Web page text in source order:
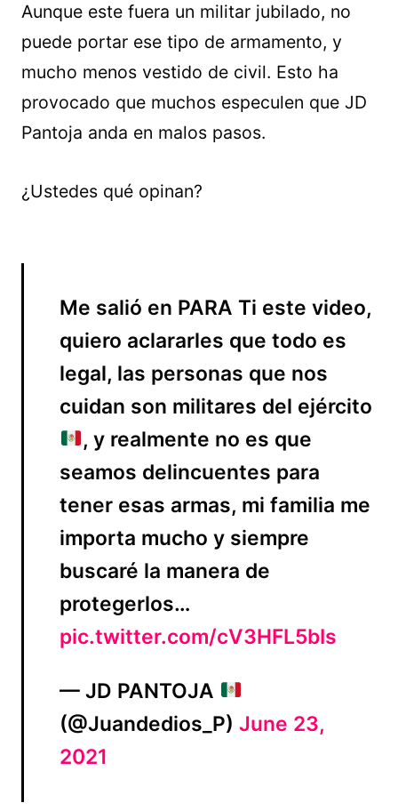
Aunque este fuera un militar jubilado, no
puede portar ese tipo de armamento, y
mucho menos vestido de civil. Esto ha
provocado que muchos especulen que JD
Pantoja anda en malos pasos.
¿Ustedes qué opinan?
Me salió en PARA Ti este video,
quiero aclararles que todo es
legal, las personas que nos
cuidan son militares del ejército
, y realmente no es que
seamos delincuentes para
tener esas armas, mi familia me
importa mucho y siempre
buscaré la manera de
protegerlos…
pic.twitter.com/cV3HFL5bIs
— JD PANTOJA
(@Juandedios_P) June 23,
2021